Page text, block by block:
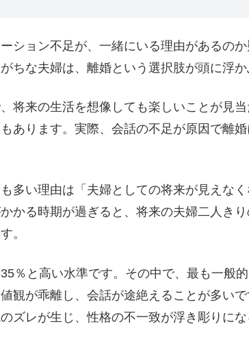
ション不足が、一緒にいる理由があるの
ちな夫婦は、離婚という選択肢が頭に浮か
将来の生活を想像しても楽しいことが見
あります。実際、会話の不足が原因で離
多い理由は「夫婦としての将来が見えな
かる時期が過ぎると、将来の夫婦二人き
。
％と高い水準です。その中で、最も一般
観が乖離し、会話が途絶えることが多い
ズレが生じ、性格の不一致が浮き彫りにな